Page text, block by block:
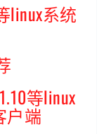
linux系统
等linux
户端